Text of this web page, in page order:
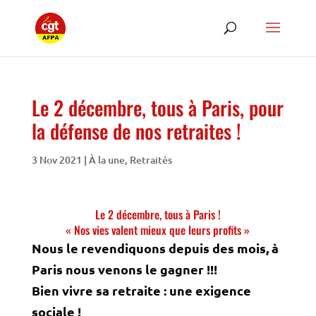
Le 2 décembre, tous à Paris, pour
la défense de nos retraites !
3 Nov 2021 | À la une, Retraités
Le 2 décembre, tous à Paris !
« Nos vies valent mieux que leurs profits »
Nous le revendiquons depuis des mois, à
Paris nous venons le gagner !!!
Bien vivre sa retraite : une exigence
sociale !